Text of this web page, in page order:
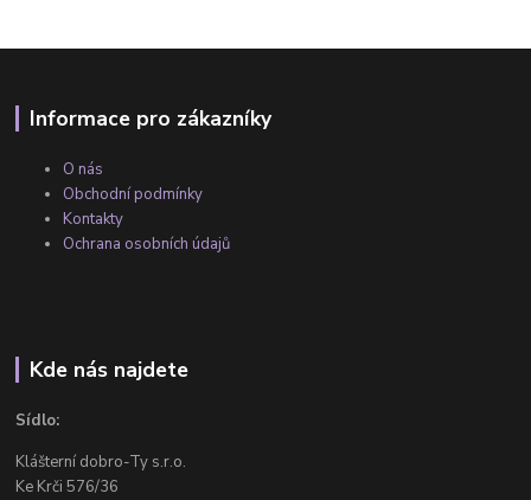
Informace pro zákazníky
O nás
Obchodní podmínky
Kontakty
Ochrana osobních údajů
Kde nás najdete
Sídlo:
Klášterní dobro-Ty s.r.o.
Ke Krči 576/36